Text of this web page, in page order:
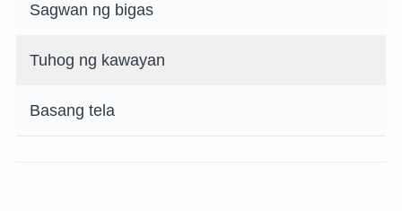
Sagwan ng bigas
Tuhog ng kawayan
Basang tela